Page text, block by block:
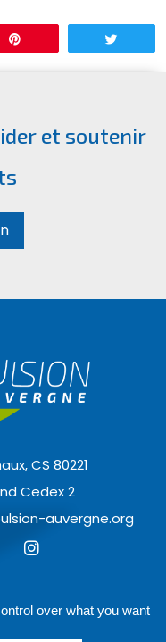
et soutenir
CS 80221
Cedex 2
auvergne.org
Auvergne -Mentions
over what you want